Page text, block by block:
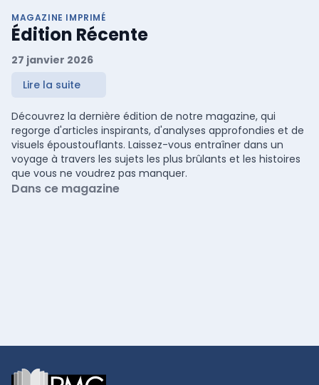
MAGAZINE IMPRIMÉ
Édition Récente
27 janvier 2026
Lire la suite
Découvrez la dernière édition de notre magazine, qui
regorge d'articles inspirants, d'analyses approfondies et de
visuels époustouflants. Laissez-vous entraîner dans un
voyage à travers les sujets les plus brûlants et les histoires
que vous ne voudrez pas manquer.
Dans ce magazine
Footer